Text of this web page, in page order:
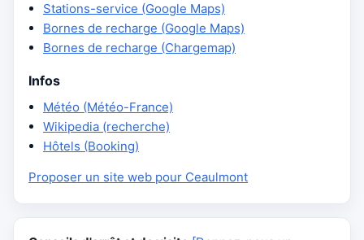
Stations-service (Google Maps)
Bornes de recharge (Google Maps)
Bornes de recharge (Chargemap)
Infos
Météo (Météo-France)
Wikipedia (recherche)
Hôtels (Booking)
Proposer un site web pour Ceaulmont